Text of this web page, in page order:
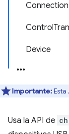
Device
Importante:Esta
Usa la API de